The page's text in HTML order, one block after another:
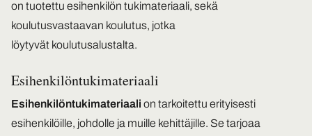
on tuotettu esihenkilön tukimateriaali, sekä
koulutusvastaavan koulutus, jotka
löytyvät koulutusalustalta.
Esihenkilöntukimateriaali
Esihenkilöntukimateriaali on tarkoitettu erityisesti
esihenkilöille, johdolle ja muille kehittäjille. Se tarjoaa